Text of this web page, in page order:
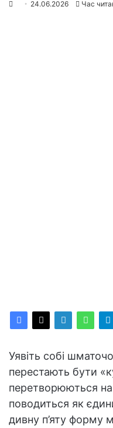
24.06.2026 Час
Уявіть собі
перестають бути
перетворюються
поводиться як
дивну п’яту форму